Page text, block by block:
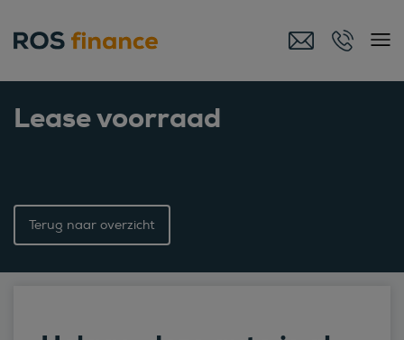
Lease voorraad
Terug naar overzicht